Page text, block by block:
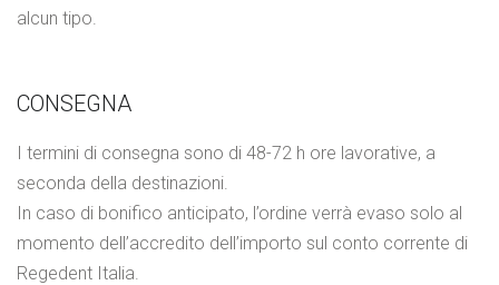
alcun tipo.
CONSEGNA
I termini di consegna sono di 48-72 h ore lavorative, a
seconda della destinazioni.
In caso di bonifico anticipato, l’ordine verrà evaso solo al
momento dell’accredito dell’importo sul conto corrente di
Regedent Italia.